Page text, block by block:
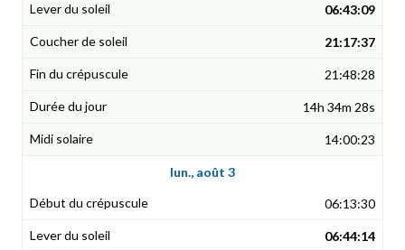
06:43:09
21:17:37
21:48:28
14h 34m 28s
14:00:23
lun., août 3
06:13:30
06:44:14